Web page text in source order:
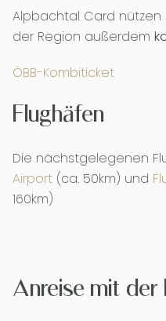
Alpbachtal Card nützen
der Region außerdem
ÖBB-Kombiticket
Flughäfen
Die nächstgelegenen
Airport (ca. 50km) und
160km)
Anreise mit der